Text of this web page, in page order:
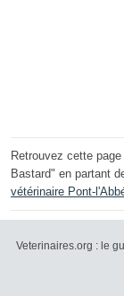
Retrouvez cette
Bastard" en partant
vétérinaire Pont-
Veterinaires.org : le